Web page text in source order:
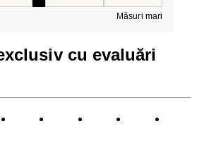
Măsuri mari
cu evaluări